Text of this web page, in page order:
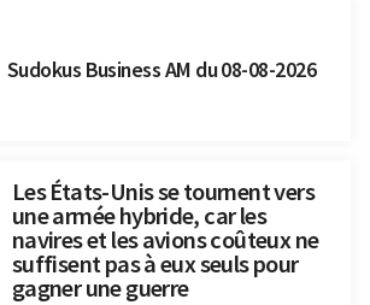
Sudokus Business AM du 08-08-2026
Les États-Unis se tournent vers
une armée hybride, car les
navires et les avions coûteux ne
suffisent pas à eux seuls pour
gagner une guerre